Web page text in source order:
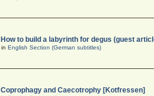
How to build a labyrinth for degus (guest
inEnglish Section (German subtitles)
Coprophagy and Caecotrophy [Kotfressen]